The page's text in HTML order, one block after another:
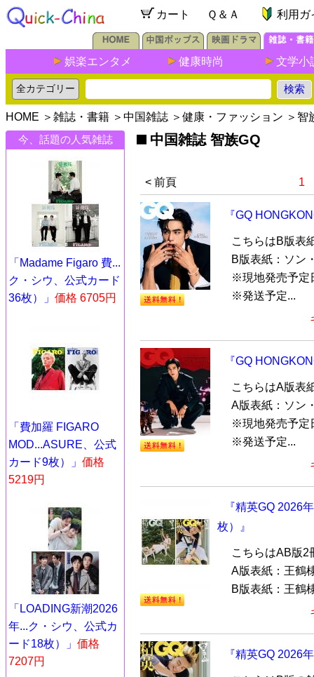
カート Ｑ＆Ａ 利用ガ
娯楽エンタメ 健康時尚 文学小
HOME ＞ 雑誌・書籍 ＞ 中国雑誌 ＞ 健康・ファッション ＞ 智
今、話題の人気雑誌
「Madame Figaro 費...
ク・シウ、公式カード
36枚）」 価格 6705円
「費加羅 FIGARO
MOD...ASURE、公式
カード9枚）」 価格
5219円
「LOADING新潮2026
年...ク・シウ、公式カ
ード18枚）」 価格
7207円
中国雑誌 智族GQ
< 前頁 1
『GQ
こちらはB版表
B版表紙：ソン
※現地発売予定
※発送予定...
『GQ
こちらはA版表
A版表紙：ソン
※現地発売予定
※発送予定...
『精英GQ 2026
枚）』
こちらはAB版2
A版表紙：王鶴
B版表紙：王鶴
『精英GQ 2026